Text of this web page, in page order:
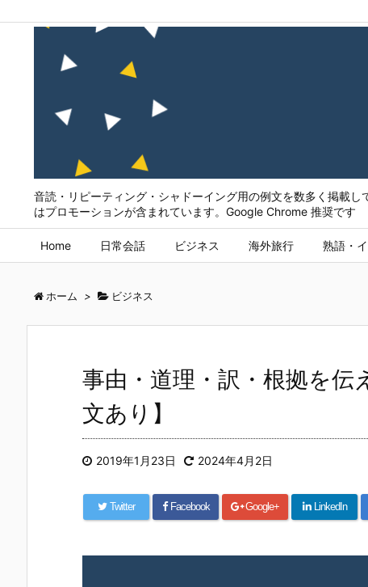
音読・リピーティング・シャドーイング用の例文を数多く掲載
はプロモーションが含まれています。Google Chrome 推奨です
Home 日常会話 ビジネス 海外旅行 熟語・
ホーム > ビジネス
事由・道理・訳・根拠を伝
文あり】
2019年1月23日 2024年4月2日
Twitter Facebook Google+ LinkedIn